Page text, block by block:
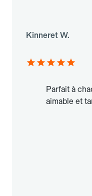
Kinneret W.
Parfait à
aimable et